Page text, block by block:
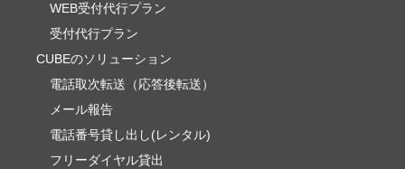
WEB受付代行プラン
受付代行プラン
CUBEのソリューション
電話取次転送（応答後転送）
メール報告
電話番号貸し出し(レンタル)
フリーダイヤル貸出